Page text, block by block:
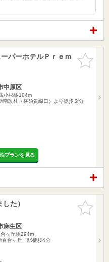
お気に入
りに追加
パーホテルＰｒｅｍ
中原区
小杉駅104m
南改札（横須賀線口）より徒歩２分
プランを見る
お気に入
りに追加
た）
麻生区
ヶ丘駅294m
百合ヶ丘」駅徒歩4分